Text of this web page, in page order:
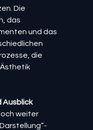
Die
das
und das
die
Ästhetik
Ausblick
weiter